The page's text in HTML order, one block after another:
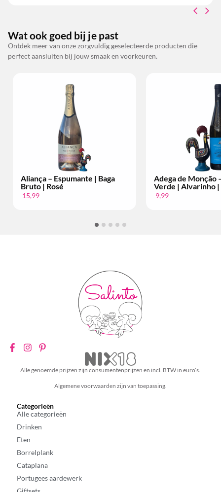
Wat ook goed bij je past
Ontdek meer van onze zorgvuldig geselecteerde producten die
perfect aansluiten bij jouw smaak en voorkeuren.
| Baga
Adega de Monção – Vinho
Verde | Alvarinho | Per Fles
Alle genoemde prijzen zijn consumentenprijzen en incl. BTW in euro’s.
Algemene voorwaarden zijn van toepassing.
Categorieën
Alle categorieën
Drinken
Eten
Borrelplank
Cataplana
Portugees aardewerk